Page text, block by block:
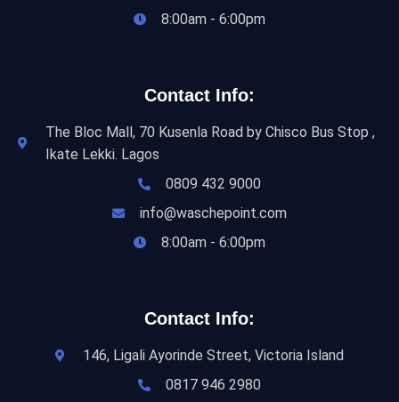
8:00am - 6:00pm
Contact Info:
The Bloc Mall, 70 Kusenla Road by Chisco Bus Stop ,
Ikate Lekki. Lagos
0809 432 9000
info@waschepoint.com
8:00am - 6:00pm
Contact Info:
146, Ligali Ayorinde Street, Victoria Island
0817 946 2980